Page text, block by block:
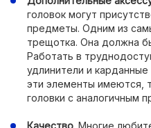
головок могут
предметы. Одним из
трещотка. Она должна
Работать в
удлинители и
эти элементы имеются,
головки с аналогичным
Качество. Многие